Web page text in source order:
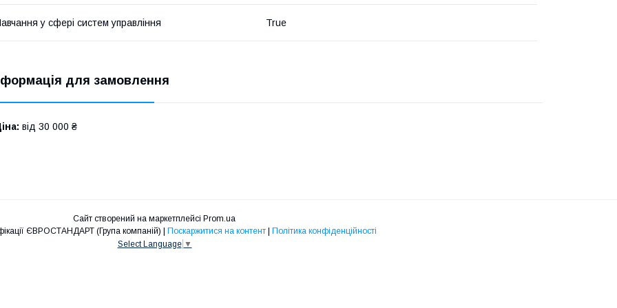
у сфері систем управління True
для замовлення
від 30 000 ₴
Сайт створений на маркетплейсі Prom.ua
Поскаржитися на контент
Політика конфіденційності
Select Language ▼